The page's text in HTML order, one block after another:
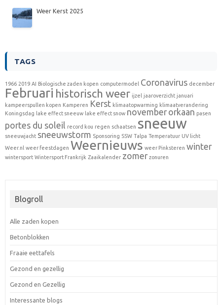
Weer Kerst 2025
TAGS
1966 2019 AI Biologische zaden kopen computermodel Coronavirus december
Februari historisch weer ijzel jaaroverzicht januari
kampeerspullen kopen Kamperen Kerst klimaatopwarming klimaatverandering
Koningsdag lake effect sneeuw lake effect snow november orkaan pasen
portes du soleil record kou regen schaatsen sneeuw
sneeuwjacht sneeuwstorm Sponsoring SSW Talpa Temperatuur UV licht
Weer.nl weer feestdagen Weernieuws weer Pinksteren winter
wintersport Wintersport Frankrijk Zaaikalender zomer zonuren
Blogroll
Alle zaden kopen
Betonblokken
Fraaie eettafels
Gezond en gezellig
Gezond en Gezellig
Interessante blogs